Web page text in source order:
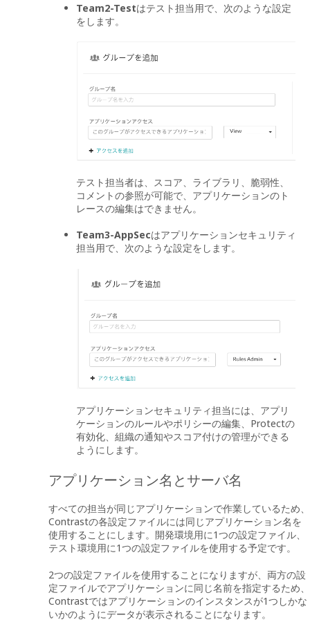
Team2-Testはテスト担当用で、次のような設定
をします。
テスト担当者は、スコア、ライブラリ、脆弱性、
コメントの参照が可能で、アプリケーションのト
レースの編集はできません。
Team3-AppSecはアプリケーションセキュリティ
担当用で、次のような設定をします。
アプリケーションセキュリティ担当には、アプリ
ケーションのルールやポリシーの編集、Protectの
有効化、組織の通知やスコア付けの管理ができる
ようにします。
アプリケーション名とサーバ名
すべての担当が同じアプリケーションで作業しているため、
Contrastの各設定ファイルには同じアプリケーション名を
使用することにします。開発環境用に1つの設定ファイル、
テスト環境用に1つの設定ファイルを使用する予定です。
2つの設定ファイルを使用することになりますが、両方の設
定ファイルでアプリケーションに同じ名前を指定するため、
Contrastではアプリケーションのインスタンスが1つしかな
いかのようにデータが表示されることになります。